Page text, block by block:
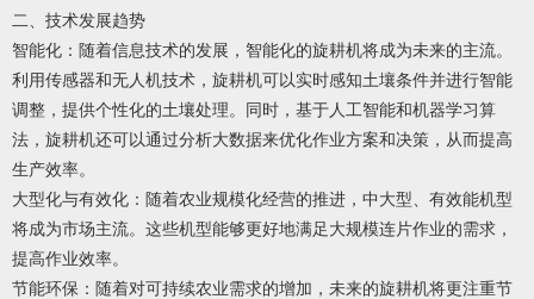
二、技术发展趋势
智能化：随着信息技术的发展，智能化的旋耕机将成为未来的主流。
利用传感器和无人机技术，旋耕机可以实时感知土壤条件并进行智能
调整，提供个性化的土壤处理。同时，基于人工智能和机器学习算
法，旋耕机还可以通过分析大数据来优化作业方案和决策，从而提高
生产效率。
大型化与有效化：随着农业规模化经营的推进，中大型、有效能机型
将成为市场主流。这些机型能够更好地满足大规模连片作业的需求，
提高作业效率。
节能环保：随着对可持续农业需求的增加，未来的旋耕机将更注重节